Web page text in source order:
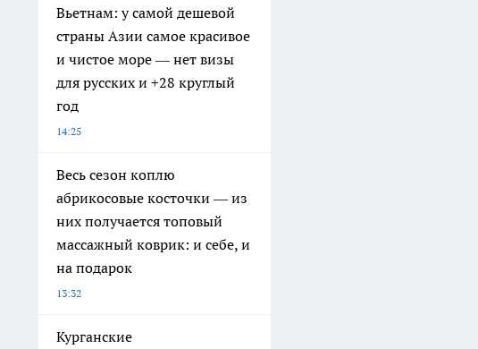
Вьетнам: у самой дешевой
страны Азии самое красивое
и чистое море — нет визы
для русских и +28 круглый
год
14:25
Весь сезон коплю
абрикосовые косточки — из
них получается топовый
массажный коврик: и себе, и
на подарок
13:32
Курганские